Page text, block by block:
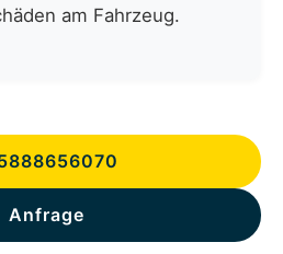
am Fahrzeug.
Anfrage